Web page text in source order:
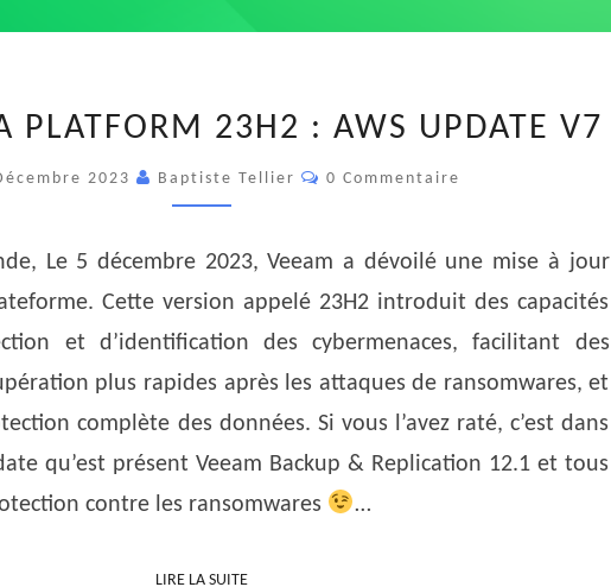
DATA
PLATFORM
23H2
AWS
UPDATE
V7
PLATFORM 23H2 : AWS UPDATE V7
2023 Baptiste Tellier Commentaires
0 Commentaire
Le 5 décembre 2023, Veeam a dévoilé une mise à jour
Cette version appelé 23H2 introduit des capacités
et d’identification des cybermenaces, facilitant des
plus rapides après les attaques de ransomwares, et
complète des données. Si vous l’avez raté, c’est dans
qu’est présent Veeam Backup & Replication 12.1 et tous
contre les ransomwares
…
LIRE LA SUITELIRE LA SUITE